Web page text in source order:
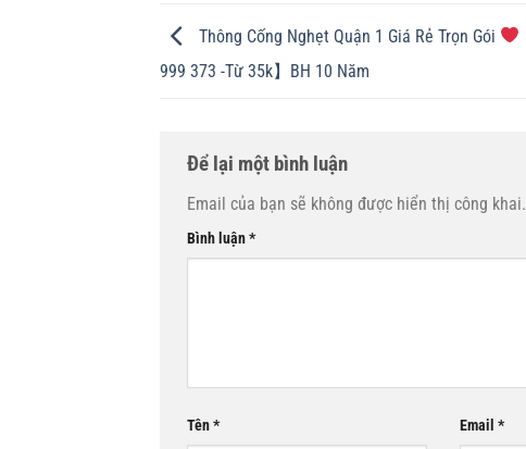
Thông Cống Nghẹt Quận 1 Giá Rẻ Trọn Gói
999 373 -Từ 35k】BH 10 Năm
Để lại một bình luận
Email của bạn sẽ không được hiển thị công khai.
Bình luận*
Tên* Email *